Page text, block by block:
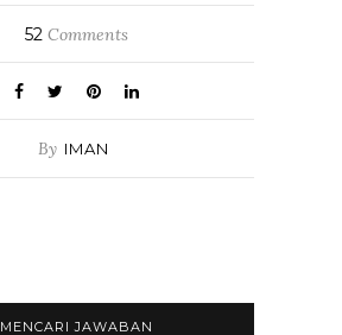
52 Comments
By IMAN
MENCARI JAWABAN